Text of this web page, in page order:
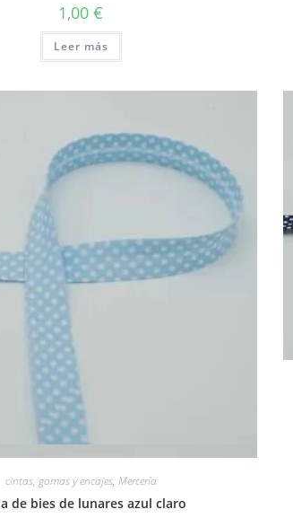
1,00€
Leer más
cintas, gomas y encajes, Mercería
de bies de lunares azul claro